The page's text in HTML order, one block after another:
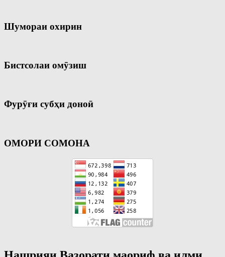
Шумораи охирин
Бистсолаи омӯзиш
Фурӯғи субҳи доноӣ
ОМОРИ СОМОНА